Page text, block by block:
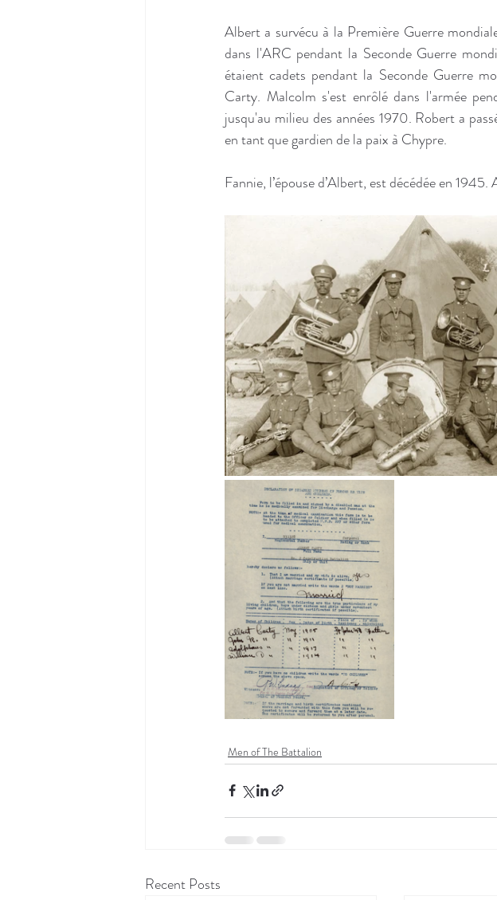
Albert a survécu à la Première Guerre
dans l'ARC pendant la Seconde Guerre
étaient cadets pendant la Seconde Guerre
Carty. Malcolm s'est enrôlé dans l'armée
jusqu'au milieu des années 1970. Robert a
en tant que gardien de la paix à Chypre.
Fannie, l’épouse d’Albert, est décédée en
Men of The Battalion
Recent Posts